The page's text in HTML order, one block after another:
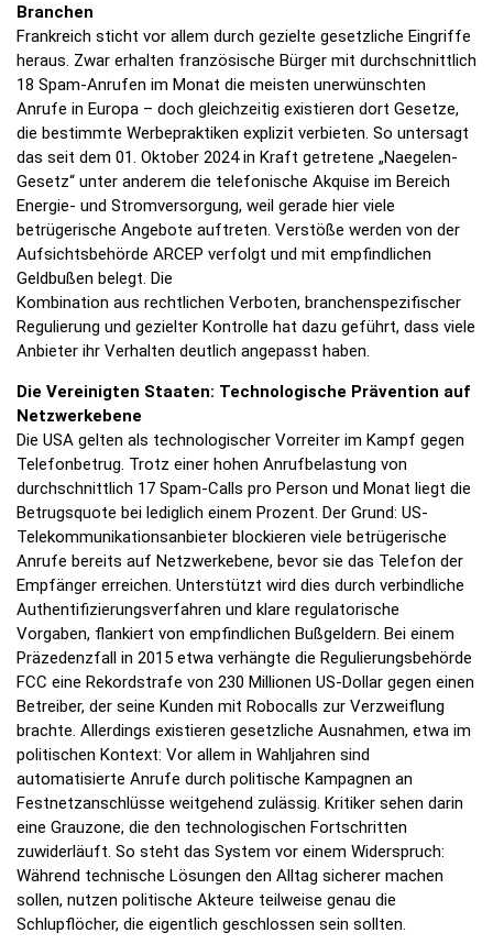
Branchen
Frankreich sticht vor allem durch gezielte gesetzliche Eingriffe
heraus. Zwar erhalten französische Bürger mit durchschnittlich
18 Spam-Anrufen im Monat die meisten unerwünschten
Anrufe in Europa – doch gleichzeitig existieren dort Gesetze,
die bestimmte Werbepraktiken explizit verbieten. So untersagt
das seit dem 01. Oktober 2024 in Kraft getretene „Naegelen-
Gesetz“ unter anderem die telefonische Akquise im Bereich
Energie- und Stromversorgung, weil gerade hier viele
betrügerische Angebote auftreten. Verstöße werden von der
Aufsichtsbehörde ARCEP verfolgt und mit empfindlichen
Geldbußen belegt. Die
Kombination aus rechtlichen Verboten, branchenspezifischer
Regulierung und gezielter Kontrolle hat dazu geführt, dass viele
Anbieter ihr Verhalten deutlich angepasst haben.
Die Vereinigten Staaten: Technologische Prävention auf
Netzwerkebene
Die USA gelten als technologischer Vorreiter im Kampf gegen
Telefonbetrug. Trotz einer hohen Anrufbelastung von
durchschnittlich 17 Spam-Calls pro Person und Monat liegt die
Betrugsquote bei lediglich einem Prozent. Der Grund: US-
Telekommunikationsanbieter blockieren viele betrügerische
Anrufe bereits auf Netzwerkebene, bevor sie das Telefon der
Empfänger erreichen. Unterstützt wird dies durch verbindliche
Authentifizierungsverfahren und klare regulatorische
Vorgaben, flankiert von empfindlichen Bußgeldern. Bei einem
Präzedenzfall in 2015 etwa verhängte die Regulierungsbehörde
FCC eine Rekordstrafe von 230 Millionen US-Dollar gegen einen
Betreiber, der seine Kunden mit Robocalls zur Verzweiflung
brachte. Allerdings existieren gesetzliche Ausnahmen, etwa im
politischen Kontext: Vor allem in Wahljahren sind
automatisierte Anrufe durch politische Kampagnen an
Festnetzanschlüsse weitgehend zulässig. Kritiker sehen darin
eine Grauzone, die den technologischen Fortschritten
zuwiderläuft. So steht das System vor einem Widerspruch:
Während technische Lösungen den Alltag sicherer machen
sollen, nutzen politische Akteure teilweise genau die
Schlupflöcher, die eigentlich geschlossen sein sollten.